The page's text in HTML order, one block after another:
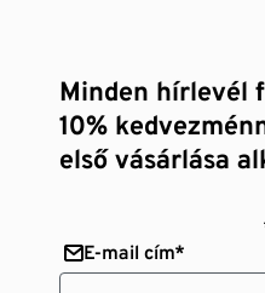
Minden hírlevél
10%
első vásárlása
E-mail cím*